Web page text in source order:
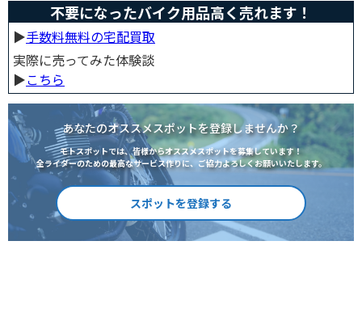
不要になったバイク用品高く売れます！
▶︎手数料無料の宅配買取
実際に売ってみた体験談
▶︎こちら
あなたのオススメスポットを登録しませんか？
モトスポットでは、皆様からオススメスポットを募集しています！
全ライダーのための最高なサービス作りに、ご協力よろしくお願いいたします。
スポットを登録する